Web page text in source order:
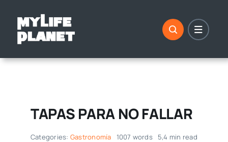
contenido
TAPAS PARA NO FALLAR
Categories: Gastronomía 1007 words 5,4 min read